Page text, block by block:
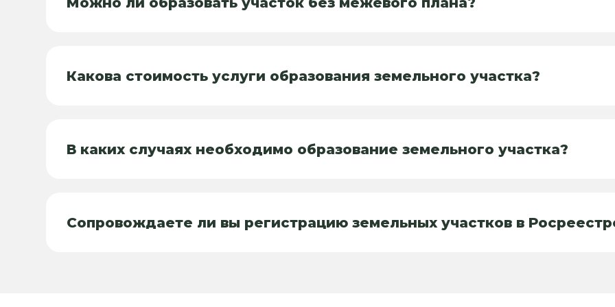
Какова стоимость услуги образования земельного участка?
В каких случаях необходимо образование земельного участка?
Сопровождаете ли вы регистрацию земельных участков в